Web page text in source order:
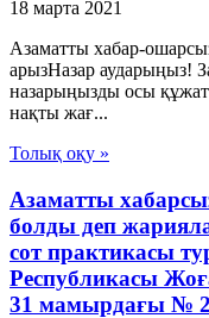
18 марта 2021
Азаматты хабар-
арызНазар аударыңыз!
назарыңызды осы
нақты жағ...
Толық оқу »
Азаматты
болды деп
сот практикасы
Республикасы
31 мамырдағы №